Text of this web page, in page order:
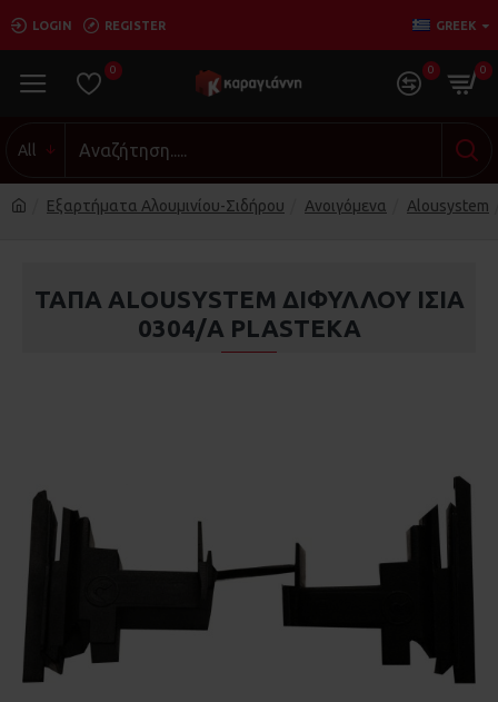
LOGIN REGISTER GREEK
0 0 0
All
Εξαρτήματα Αλουμινίου-Σιδήρου Ανοιγόμενα Alousystem
ΤΑΠΑ ALOUSYSTEM ΔΙΦΥΛΛΟΥ ΙΣΙΑ
0304/Α PLASTEKA